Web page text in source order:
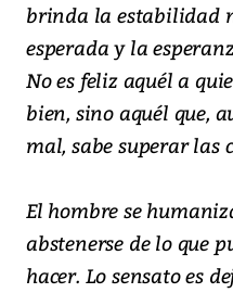
brinda la estabilidad
esperada y la
No es feliz aquél a
bien, sino aquél que,
mal, sabe superar las
El hombre se
abstenerse de lo que
hacer. Lo sensato es